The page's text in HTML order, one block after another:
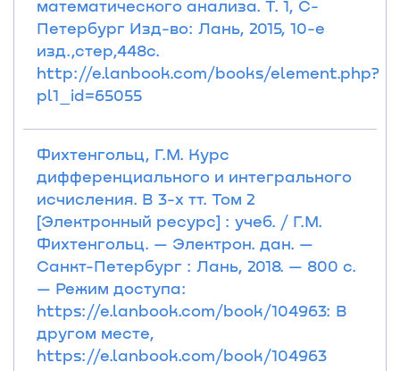
математического анализа. Т. 1, С-
Петербург Изд-во: Лань, 2015, 10-е
изд.,стер,448с.
http://e.lanbook.com/books/element.php?
pl1_id=65055
Фихтенгольц, Г.М. Курс
дифференциального и интегрального
исчисления. В 3-х тт. Том 2
[Электронный ресурс] : учеб. / Г.М.
Фихтенгольц. — Электрон. дан. —
Санкт-Петербург : Лань, 2018. — 800 с.
— Режим доступа:
https://e.lanbook.com/book/104963: В
другом месте,
https://e.lanbook.com/book/104963